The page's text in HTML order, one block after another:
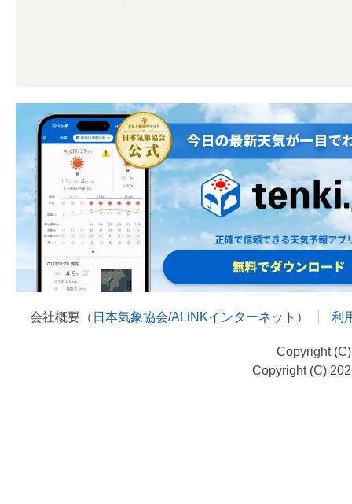
会社概要（ 日本気象協会/ALiNKインターネット ） 利
Copyright
Copyright (C)